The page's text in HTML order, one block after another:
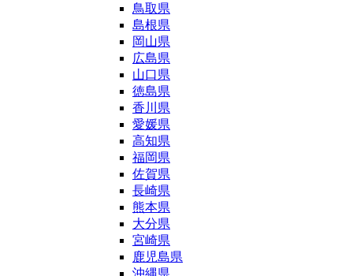
鳥取県
島根県
岡山県
広島県
山口県
徳島県
香川県
愛媛県
高知県
福岡県
佐賀県
長崎県
熊本県
大分県
宮崎県
鹿児島県